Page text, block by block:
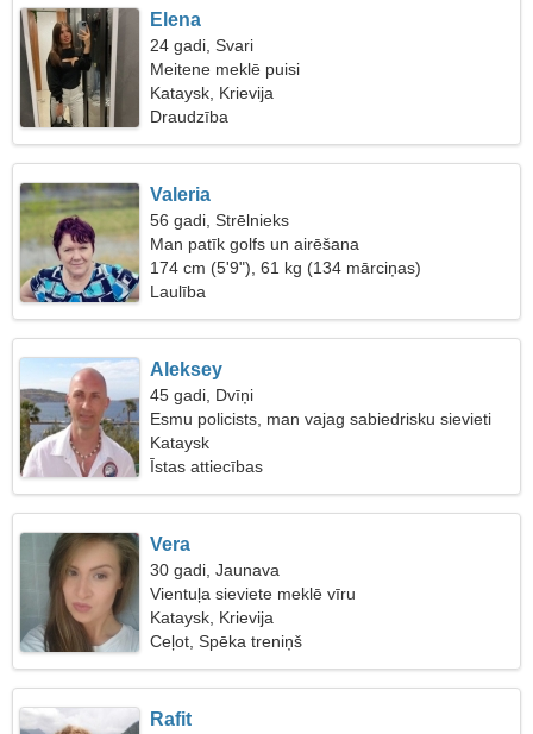
Elena
24 gadi, Svari
Meitene meklē puisi
Kataysk, Krievija
Draudzība
Valeria
56 gadi, Strēlnieks
Man patīk golfs un airēšana
174 cm (5'9"), 61 kg (134 mārciņas)
Laulība
Aleksey
45 gadi, Dvīņi
Esmu policists, man vajag sabiedrisku sievieti
Kataysk
Īstas attiecības
Vera
30 gadi, Jaunava
Vientuļa sieviete meklē vīru
Kataysk, Krievija
Ceļot, Spēka treniņš
Rafit